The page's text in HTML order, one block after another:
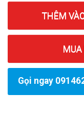
THÊM
MUA
Gọi ngay